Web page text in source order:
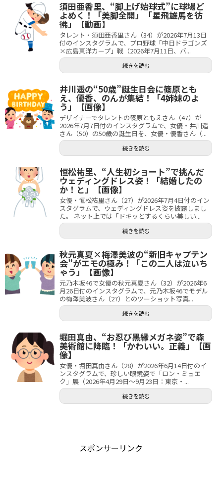
須田亜香里、“脚上げ始球式”に球場ど
よめく！「美脚全開」「星飛雄馬を彷
彿」【動画】
タレント・須田亜香里さん（34）が2026年7月13日
付のインスタグラムで、プロ野球「中日ドラゴンズ
×広島東洋カープ」戦（2026年7月11日、バ...
続きを読む
井川遥の“50歳”誕生日会に篠原とも
え、優香、のんが集結！「4姉妹のよ
う」【画像】
デザイナーでタレントの篠原ともえさん（47）が
2026年7月7日付のインスタグラムで、女優・井川遥
さん（50）の50歳の誕生日を、女優・優香さん（...
続きを読む
恒松祐里、“人生初ショート”で挑んだ
ウェディングドレス姿！「結婚したの
か！と」【画像】
女優・恒松祐里さん（27）が2026年7月4日付のイン
スタグラムで、ウェディングドレス姿を披露しまし
た。 ネット上では「ドキッとするくらい美しい...
続きを読む
秋元真夏×梅澤美波の“新旧キャプテン
会”がエモの極み！「この二人は泣いち
ゃう」【画像】
元乃木坂46で女優の秋元真夏さん（32）が2026年6
月26日付のインスタグラムで、元乃木坂46でモデル
の梅澤美波さん（27）とのツーショット写真...
続きを読む
堀田真由、“お忍び黒縁メガネ姿”で森
美術館に降臨！「かわいい。正義」【画
像】
女優・堀田真由さん（28）が2026年6月14日付のイ
ンスタグラムで、珍しい眼鏡姿で「ロン・ミュエ
ク」展（2026年4月29日～9月23日：東京・...
続きを読む
スポンサーリンク